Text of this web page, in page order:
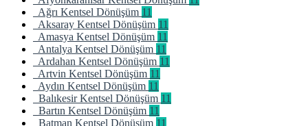
Ağrı Kentsel Dönüşüm 11
Aksaray Kentsel Dönüşüm 11
Amasya Kentsel Dönüşüm 11
Antalya Kentsel Dönüşüm 11
Ardahan Kentsel Dönüşüm 11
Artvin Kentsel Dönüşüm 11
Aydın Kentsel Dönüşüm 11
Balıkesir Kentsel Dönüşüm 11
Bartın Kentsel Dönüşüm 11
Batman Kentsel Dönüşüm 11